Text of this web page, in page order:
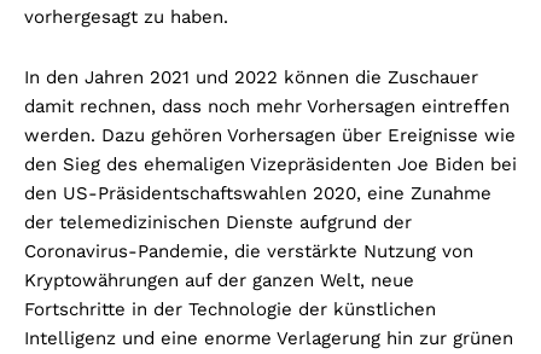
vorhergesagt zu haben.
In den Jahren 2021 und 2022 können die Zuschauer
damit rechnen, dass noch mehr Vorhersagen eintreffen
werden. Dazu gehören Vorhersagen über Ereignisse wie
den Sieg des ehemaligen Vizepräsidenten Joe Biden bei
den US-Präsidentschaftswahlen 2020, eine Zunahme
der telemedizinischen Dienste aufgrund der
Coronavirus-Pandemie, die verstärkte Nutzung von
Kryptowährungen auf der ganzen Welt, neue
Fortschritte in der Technologie der künstlichen
Intelligenz und eine enorme Verlagerung hin zur grünen